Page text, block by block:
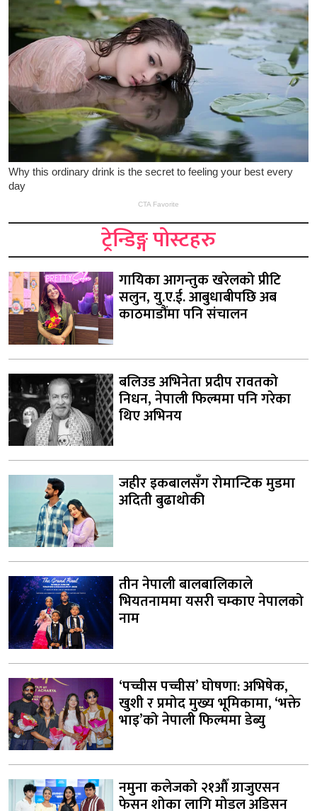
ट्रेन्डिङ्ग पोस्टहरु
गायिका आगन्तुक खरेलको प्रीटि
सलुन, यु.ए.ई. आबुधाबीपछि अब
काठमाडौंमा पनि संचालन
बलिउड अभिनेता प्रदीप रावतको
निधन, नेपाली फिल्ममा पनि गरेका
थिए अभिनय
जहीर इकबालसँग रोमान्टिक मुडमा
अदिती बुढाथोकी
तीन नेपाली बालबालिकाले
भियतनाममा यसरी चम्काए नेपालको
नाम
‘पच्चीस पच्चीस’ घोषणा: अभिषेक,
खुशी र प्रमोद मुख्य भूमिकामा, ‘भक्ते
भाइ’को नेपाली फिल्ममा डेब्यु
नमुना कलेजको २१औँ ग्राजुएसन
फेसन शोका लागि मोडल अडिसन